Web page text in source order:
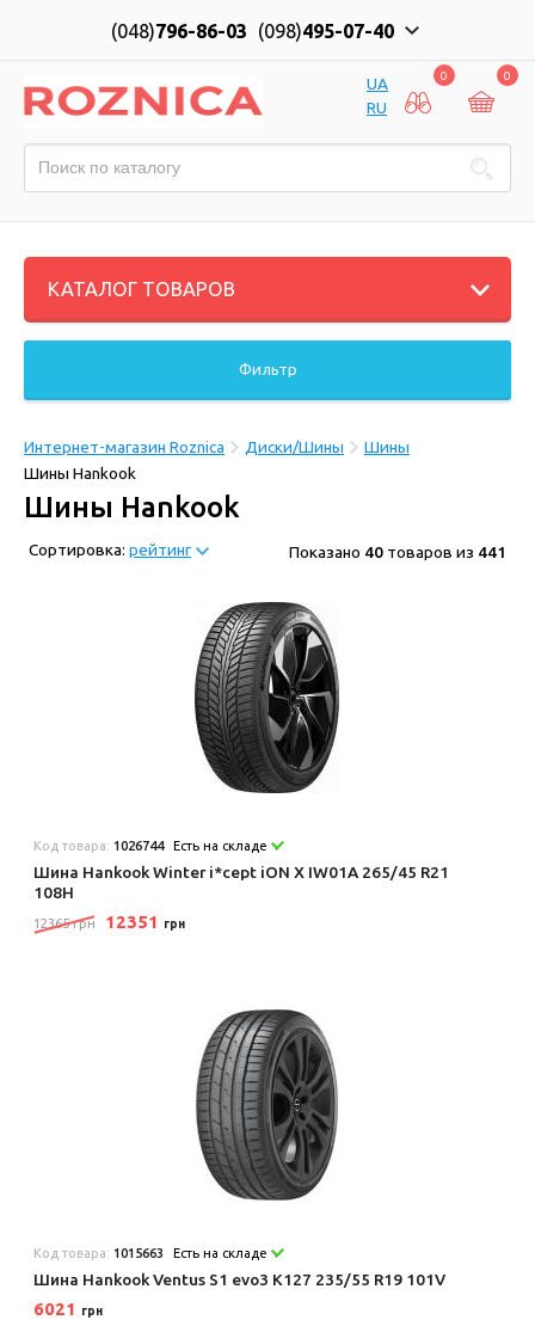
(048)796-86-03 (098)495-07-40
UA
RU
0 0
КАТАЛОГ ТОВАРОВ
Фильтр
Интернет-магазин Roznica Диски/Шины
Шины
Шины Hankook
Шины Hankook
Сортировка: рейтинг Показано 40 товаров из 441
Код товара: 1026744 Есть на складе
Шина Hankook Winter i*cept iON X IW01A 265/45 R21
108H
12365 грн 12351 грн
Код товара: 1015663 Есть на складе
Шина Hankook Ventus S1 evo3 K127 235/55 R19 101V
6021 грн